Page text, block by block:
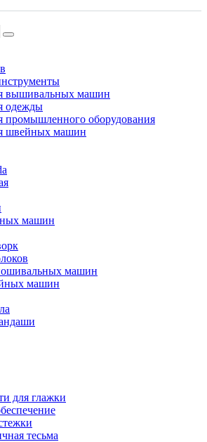
вышивальных машин
одежды
промышленного оборудования
швейных машин
машин
машин
машин
для глажки
тесьма